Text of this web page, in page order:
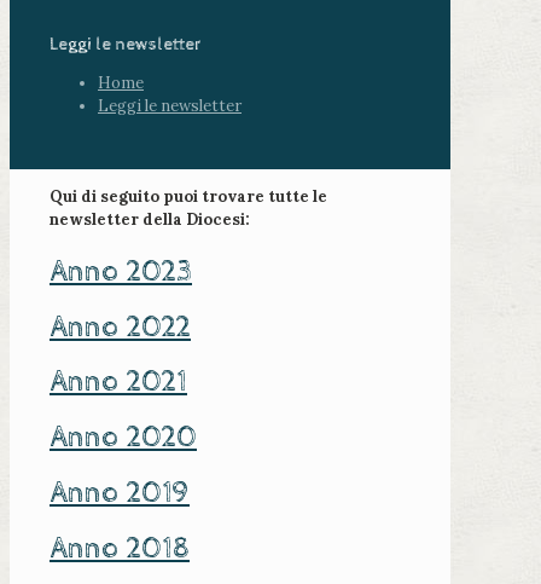
Leggi le newsletter
Home
Leggi le newsletter
Qui di seguito puoi trovare tutte le
newsletter della Diocesi:
Anno 2023
Anno 2022
Anno 2021
Anno 2020
Anno 2019
Anno 2018